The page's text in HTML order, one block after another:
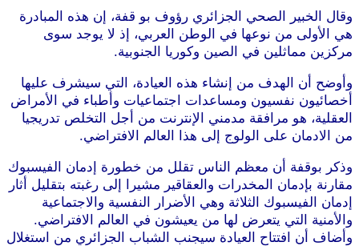
وقال الخبير الصحي الجزائري رؤوف بو قفة، إن هذه المبادرة
هي الأولى من نوعها في الوطن العربي، إذ لا يوجد سوى
مركزين مماثلين في الصين وكوريا الجنوبية.
وأوضح أن الهدف من إنشاء هذه العيادة، التي سيشرف عليها
أخصائيون نفسيون ومساعدات اجتماعيات وأطباء في الأمراض
العقلية، هو مرافقة مدمني الإنترنت من أجل التخلص تدريجيا
من الادمان على الولوج إلى هذا العالم الافتراضي.
وذكر بوقفة أن معظم الناس تقلل من خطورة إدمان الفيسبوك
مقارنة بإدمان المخدرات والعقاقير مشيرا إلى رغبته بتقليل أثار
إدمان الفيسبوك الثلاثة وهي الأضرار النفسية والاجتماعية
والأمنية التي يتعرض لها من يعيشون في العالم الافتراضي.
وأضاف أن افتتاح العيادة سيجنب الشباب الجزائري من استغلال